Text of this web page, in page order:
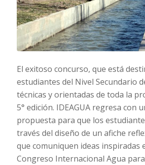
El exitoso concurso, que está
estudiantes del Nivel Secundario
técnicas y orientadas de toda la
5° edición. IDEAGUA regresa con
propuesta para que los
través del diseño de un afiche
que comuniquen ideas inspiradas
Congreso Internacional Agua